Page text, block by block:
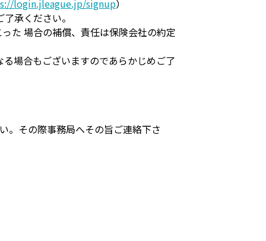
login.jleague.jp/signup）
承ください。
た 場合の補償、責任は保険会社の約定
場合もございますのであらかじめご了
その際事務局へその旨ご連絡下さ